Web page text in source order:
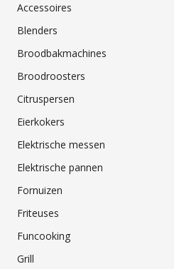
Accessoires
Blenders
Broodbakmachines
Broodroosters
Citruspersen
Eierkokers
Elektrische messen
Elektrische pannen
Fornuizen
Friteuses
Funcooking
Grill